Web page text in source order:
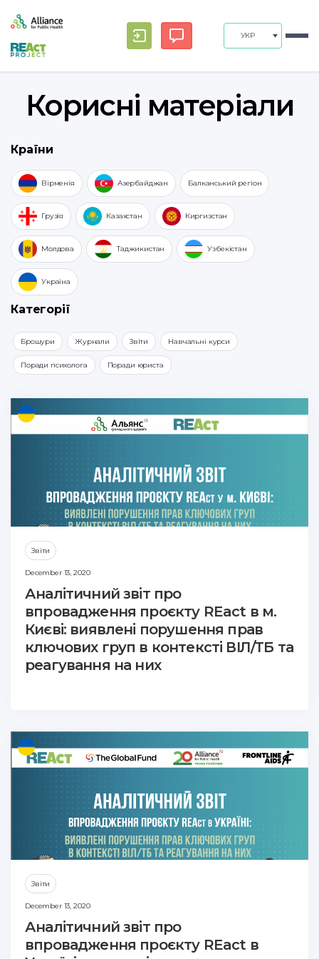
УКР
Корисні матеріали
Країни
Вірменія Азербайджан Балканський регіон
Грузія Казахстан Киргизстан
Молдова Таджикистан Узбекістан
Україна
Категорії
Брошури Журнали Звіти Навчальні курси
Поради психолога Поради юриста
Звіти
December 13, 2020
Аналітичний звіт про
впровадження проєкту REact в м.
Києві: виявлені порушення прав
ключових груп в контексті ВІЛ/ТБ та
реагування на них
Звіти
December 13, 2020
Аналітичний звіт про
впровадження проєкту REact в